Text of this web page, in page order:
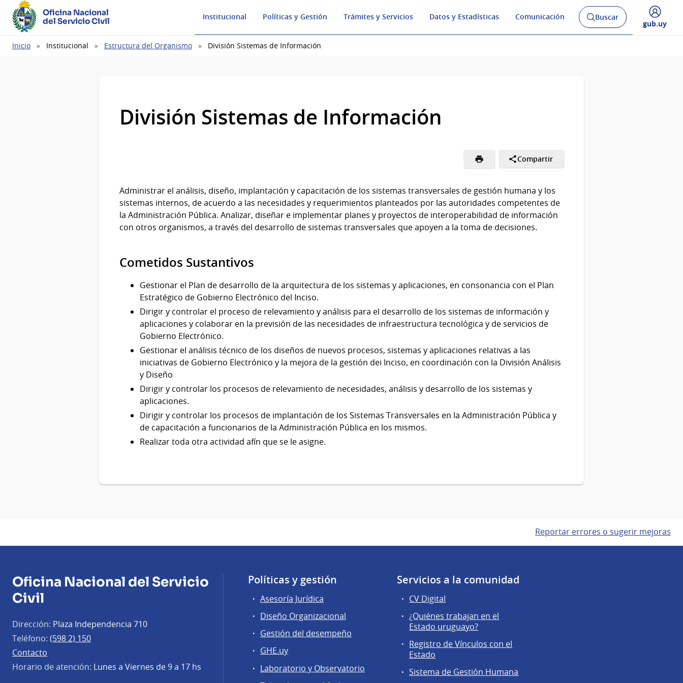
Oficina Nacional
del Servicio Civil
Institucional Políticas y Gestión Trámites y Servicios Datos y Estadísticas Comunicación
Abrir
buscador
Buscar
Desplegar
gub.uy
Ruta
Inicio Institucional Estructura del Organismo División Sistemas de Información
División Sistemas de Información
Compartir
Administrar el análisis, diseño, implantación y capacitación de los sistemas transversales de gestión humana y los
sistemas internos, de acuerdo a las necesidades y requerimientos planteados por las autoridades competentes de
la Administración Pública. Analizar, diseñar e implementar planes y proyectos de interoperabilidad de información
con otros organismos, a través del desarrollo de sistemas transversales que apoyen a la toma de decisiones.
Cometidos Sustantivos
Gestionar el Plan de desarrollo de la arquitectura de los sistemas y aplicaciones, en consonancia con el Plan
Estratégico de Gobierno Electrónico del Inciso.
Dirigir y controlar el proceso de relevamiento y análisis para el desarrollo de los sistemas de información y
aplicaciones y colaborar en la previsión de las necesidades de infraestructura tecnológica y de servicios de
Gobierno Electrónico.
Gestionar el análisis técnico de los diseños de nuevos procesos, sistemas y aplicaciones relativas a las
iniciativas de Gobierno Electrónico y la mejora de la gestión dei Inciso, en coordinación con la División Análisis
y Diseño
Dirigir y controlar los procesos de relevamiento de necesidades, análisis y desarrollo de los sistemas y
aplicaciones.
Dirigir y controlar los procesos de implantación de los Sistemas Transversales en la Administración Pública y
de capacitación a funcionarios de la Administración Pública en los mismos.
Realizar toda otra actividad afín que se le asigne.
Reportar errores o sugerir mejoras
Oficina Nacional del Servicio
Civil
Dirección: Plaza Independencia 710
Teléfono: (598 2) 150
Contacto
Horario de atención: Lunes a Viernes de 9 a 17 hs
Políticas y gestión
Asesoría Jurídica
Diseño Organizacional
Gestión del desempeño
GHE.uy
Laboratorio y Observatorio
Servicios a la comunidad
CV Digital
¿Quiénes trabajan en el
Estado uruguayo?
Registro de Vínculos con el
Estado
Sistema de Gestión Humana